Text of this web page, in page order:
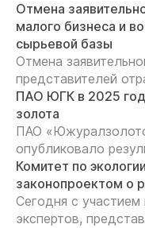
Отмена
малого бизнеса и
сырьевой базы
Отмена
представителей
ПАО ЮГК в 2025
золота
ПАО
опубликовало
Комитет по
законопроектом о
Сегодня с
экспертов,